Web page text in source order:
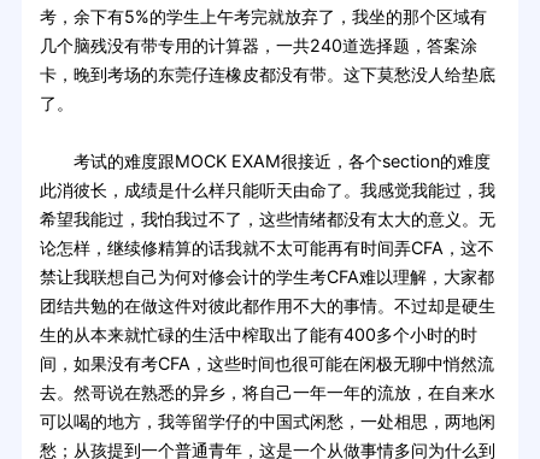
考，余下有5%的学生上午考完就放弃了，我坐的那个区域有
几个脑残没有带专用的计算器，一共240道选择题，答案涂
卡，晚到考场的东莞仔连橡皮都没有带。这下莫愁没人给垫底
了。
考试的难度跟MOCK EXAM很接近，各个section的难度
此消彼长，成绩是什么样只能听天由命了。我感觉我能过，我
希望我能过，我怕我过不了，这些情绪都没有太大的意义。无
论怎样，继续修精算的话我就不太可能再有时间弄CFA，这不
禁让我联想自己为何对修会计的学生考CFA难以理解，大家都
团结共勉的在做这件对彼此都作用不大的事情。不过却是硬生
生的从本来就忙碌的生活中榨取出了能有400多个小时的时
间，如果没有考CFA，这些时间也很可能在闲极无聊中悄然流
去。然哥说在熟悉的异乡，将自己一年一年的流放，在自来水
可以喝的地方，我等留学仔的中国式闲愁，一处相思，两地闲
愁；从孩提到一个普通青年，这是一个从做事情多问为什么到